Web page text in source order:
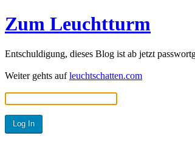
Zum Leuchtturm
Entschuldigung, dieses Blog ist ab jetzt
Weiter gehts aufleuchtschatten.com